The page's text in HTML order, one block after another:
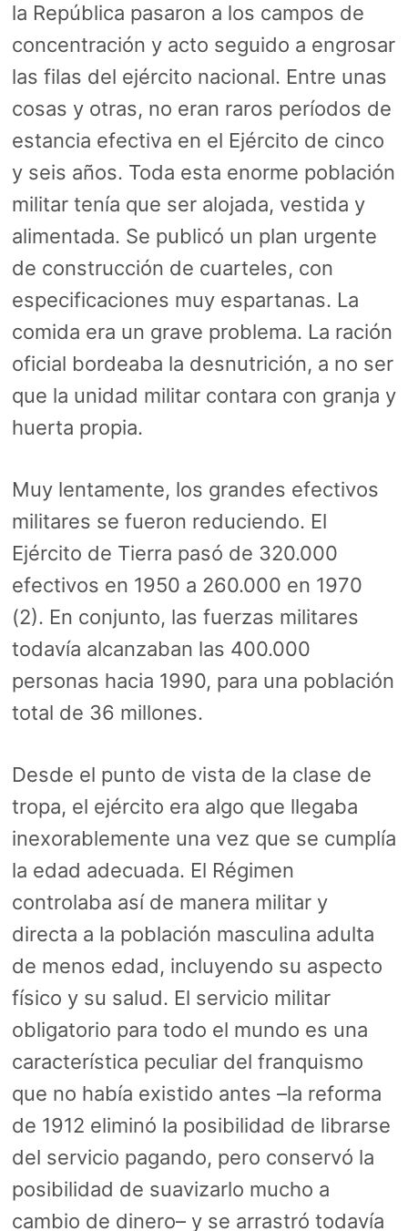
la República pasaron a los campos de
concentración y acto seguido a engrosar
las filas del ejército nacional. Entre unas
cosas y otras, no eran raros períodos de
estancia efectiva en el Ejército de cinco
y seis años. Toda esta enorme población
militar tenía que ser alojada, vestida y
alimentada. Se publicó un plan urgente
de construcción de cuarteles, con
especificaciones muy espartanas. La
comida era un grave problema. La ración
oficial bordeaba la desnutrición, a no ser
que la unidad militar contara con granja y
huerta propia.
Muy lentamente, los grandes efectivos
militares se fueron reduciendo. El
Ejército de Tierra pasó de 320.000
efectivos en 1950 a 260.000 en 1970
(2). En conjunto, las fuerzas militares
todavía alcanzaban las 400.000
personas hacia 1990, para una población
total de 36 millones.
Desde el punto de vista de la clase de
tropa, el ejército era algo que llegaba
inexorablemente una vez que se cumplía
la edad adecuada. El Régimen
controlaba así de manera militar y
directa a la población masculina adulta
de menos edad, incluyendo su aspecto
físico y su salud. El servicio militar
obligatorio para todo el mundo es una
característica peculiar del franquismo
que no había existido antes –la reforma
de 1912 eliminó la posibilidad de librarse
del servicio pagando, pero conservó la
posibilidad de suavizarlo mucho a
cambio de dinero– y se arrastró todavía